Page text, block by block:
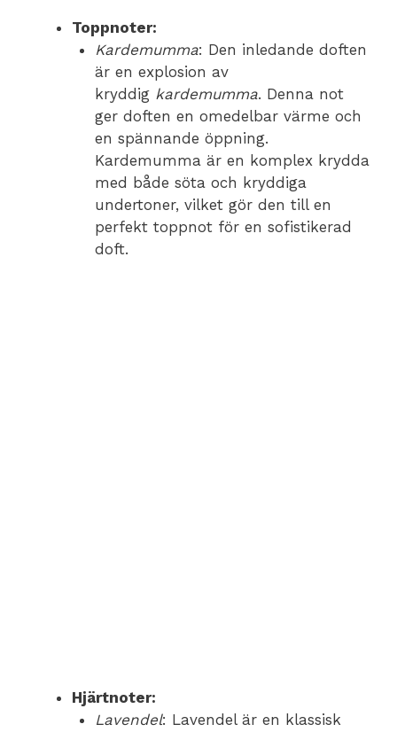
Toppnoter:
Kardemumma: Den inledande doften
är en explosion av
kryddig kardemumma. Denna not
ger doften en omedelbar värme och
en spännande öppning.
Kardemumma är en komplex krydda
med både söta och kryddiga
undertoner, vilket gör den till en
perfekt toppnot för en sofistikerad
doft.
Hjärtnoter:
Lavendel: Lavendel är en klassisk